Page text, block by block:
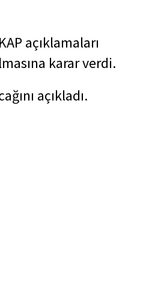
açıklamaları
karar verdi.
açıkladı.